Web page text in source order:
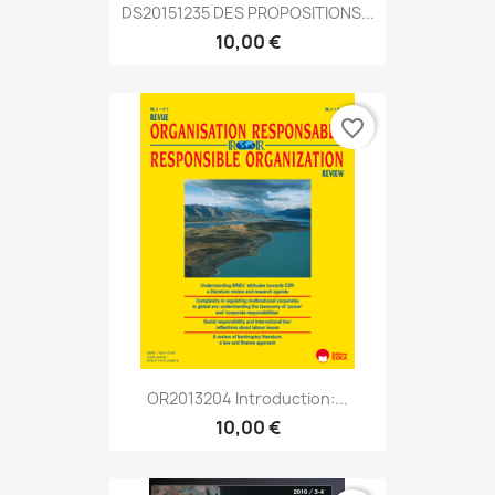
DS20151235 DES PROPOSITIONS...
10,00 €
OR2013204 Introduction:...
10,00 €
favorite_border